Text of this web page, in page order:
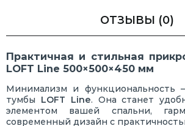
ОТЗЫВЫ (0)
Практичная и стильная
LOFT Line 500×500×450 мм
Минимализм и функциональность
тумбы LOFT Line. Она станет
элементом вашей спальни,
современный дизайн с